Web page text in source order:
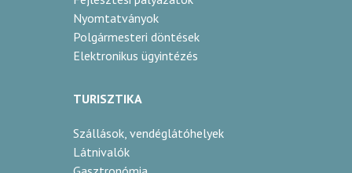
Nyomtatványok
Polgármesteri döntések
Elektronikus ügyintézés
TURISZTIKA
Szállások, vendéglátóhelyek
Látnivalók